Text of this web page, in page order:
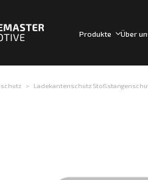
Produkte Über
Ladekantenschutz